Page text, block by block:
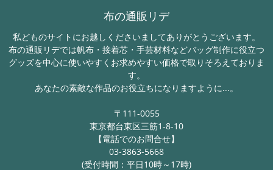
布の通販リデ
私どものサイトにお越しくださいましてありがとうございます。
布の通販リデでは帆布・接着芯・手芸材料などバッグ制作に役立つ
グッズを中心に使いやすくお求めやすい価格で取りそろえておりま
す。
あなたの素敵な作品のお役立ちになりますように...。
〒111-0055
東京都台東区三筋1-8-10
【電話でのお問合せ】
03-3863-5668
(受付時間：平日10時～17時)